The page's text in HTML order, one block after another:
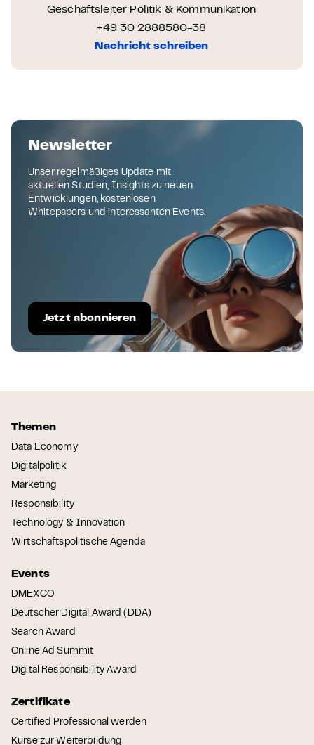
Geschäftsleiter Politik & Kommunikation
+49 30 2888580-38
Nachricht schreiben
Newsletter
Unser regelmäßiges Update mit
aktuellen Studien, Insights zu neuen
Entwicklungen, kostenlosen
Whitepapers und interessanten Events.
Jetzt abonnieren
Themen
Data Economy
Digitalpolitik
Marketing
Responsibility
Technology & Innovation
Wirtschaftspolitische Agenda
Events
DMEXCO
Deutscher Digital Award (DDA)
Search Award
Online Ad Summit
Digital Responsibility Award
Zertifikate
Certified Professional werden
Kurse zur Weiterbildung